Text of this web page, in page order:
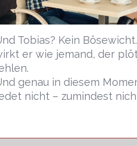
Tobias? Kein
er wie jemand, der
genau in diesem
nicht – zumindest